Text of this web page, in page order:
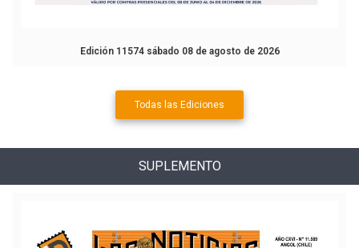
Edición 11574 sábado 08 de agosto de 2026
Todas las Ediciones
SUPLEMENTO